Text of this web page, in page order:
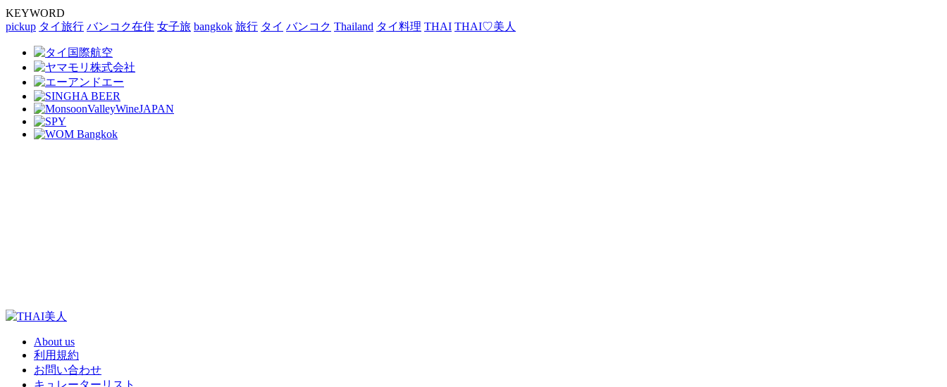
KEYWORD
pickup タイ旅行 バンコク在住 女子旅 bangkok 旅行 タイ バンコク Thailand タイ料理 THAI THAI♡美人
About us
利用規約
お問い合わせ
キュレーターリスト